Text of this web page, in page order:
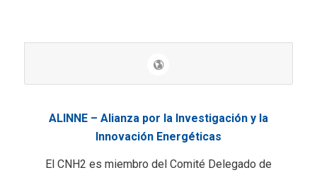
ALINNE – Alianza por la Investigación y la
Innovación Energéticas
El CNH2 es miembro del Comité Delegado de